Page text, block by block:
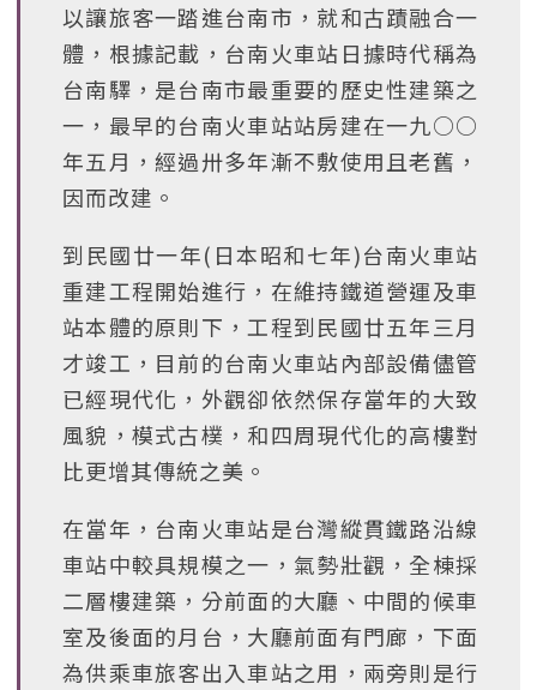
以讓旅客一踏進台南市，就和古蹟融合一
體，根據記載，台南火車站日據時代稱為
台南驛，是台南市最重要的歷史性建築之
一，最早的台南火車站站房建在一九○○
年五月，經過卅多年漸不敷使用且老舊，
因而改建。
到民國廿一年(日本昭和七年)台南火車站
重建工程開始進行，在維持鐵道營運及車
站本體的原則下，工程到民國廿五年三月
才竣工，目前的台南火車站內部設備儘管
已經現代化，外觀卻依然保存當年的大致
風貌，模式古樸，和四周現代化的高樓對
比更增其傳統之美。
在當年，台南火車站是台灣縱貫鐵路沿線
車站中較具規模之一，氣勢壯觀，全棟採
二層樓建築，分前面的大廳、中間的候車
室及後面的月台，大廳前面有門廊，下面
為供乘車旅客出入車站之用，兩旁則是行